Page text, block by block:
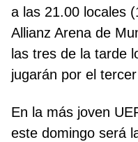
a las 21.00 locales
Allianz Arena de
las tres de la tarde
jugarán por el
En la más joven
este domingo será